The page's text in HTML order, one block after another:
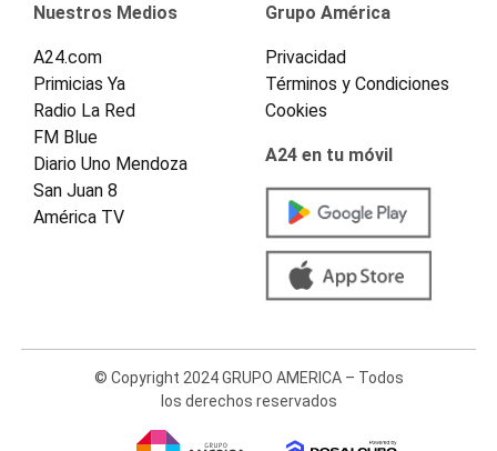
Nuestros Medios
A24.com
Primicias Ya
Radio La Red
FM Blue
Diario Uno Mendoza
San Juan 8
América TV
Grupo América
Privacidad
Términos y Condiciones
Cookies
A24 en tu móvil
© Copyright 2024 GRUPO AMERICA – Todos
los derechos reservados